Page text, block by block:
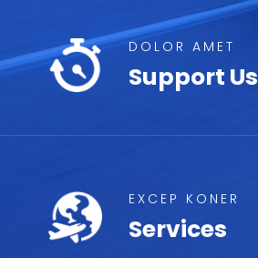
DOLOR AMET
Support Us
EXCEP KONER
Services